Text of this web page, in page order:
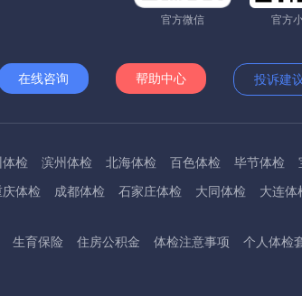
官方微信 官方
在线咨询 帮助中心 投诉建
检 滨州体检 北海体检 百色体检 毕节体检
庆体检 成都体检 石家庄体检 大同体检
大连体
衡水体检 呼和浩特体检 呼伦贝尔体检
葫芦岛体
生育保险 住房公积金 体检注意事项
个人体检